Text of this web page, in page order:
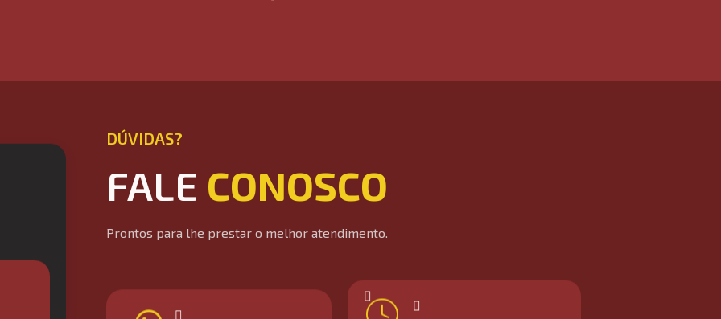
DÚVIDAS?
FALE CONOSCO
Prontos para lhe prestar o melhor atendimento.